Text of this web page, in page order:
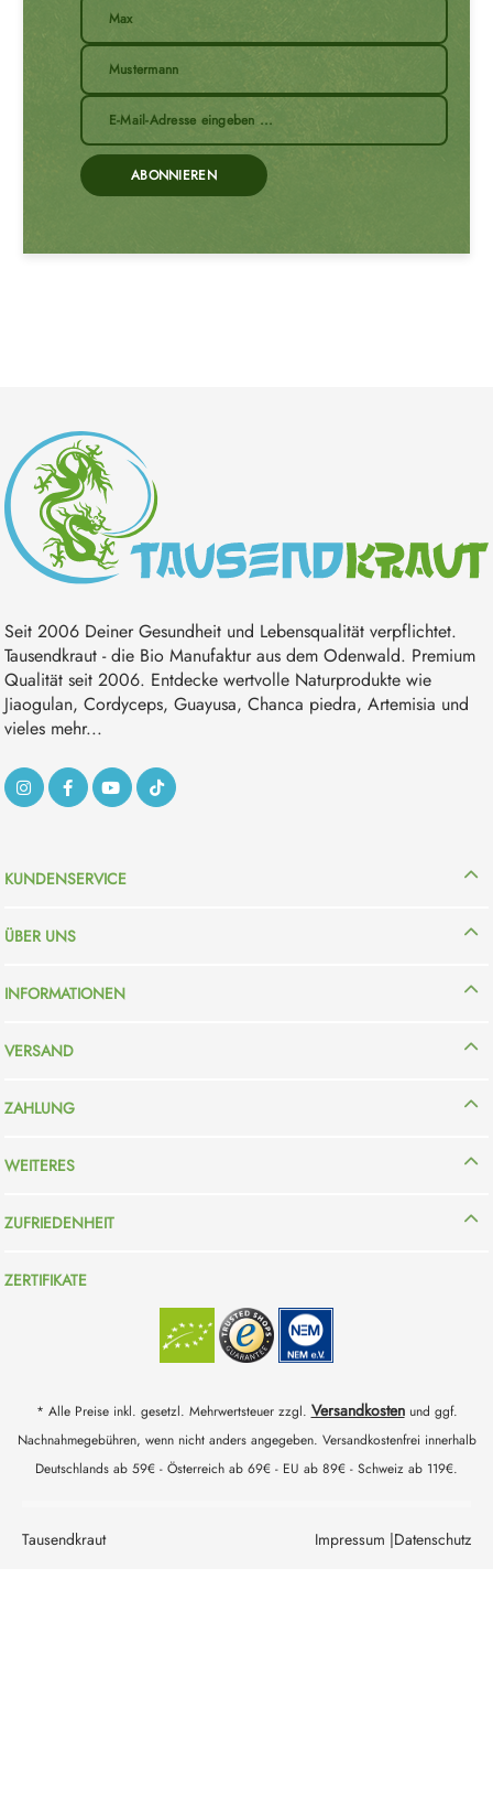
ABONNIEREN
Seit 2006 Deiner Gesundheit und Lebensqualität verpflichtet.
Tausendkraut - die Bio Manufaktur aus dem Odenwald. Premium
Qualität seit 2006. Entdecke wertvolle Naturprodukte wie
Jiaogulan, Cordyceps, Guayusa, Chanca piedra, Artemisia und
vieles mehr...
KUNDENSERVICE
ÜBER UNS
INFORMATIONEN
VERSAND
ZAHLUNG
WEITERES
ZUFRIEDENHEIT
ZERTIFIKATE
* Alle Preise inkl. gesetzl. Mehrwertsteuer zzgl. Versandkostenund ggf.
Nachnahmegebühren, wenn nicht anders angegeben. Versandkostenfrei innerhalb
Deutschlands ab 59€ - Österreich ab 69€ - EU ab 89€ - Schweiz ab 119€.
Tausendkraut Datenschutz
Impressum |